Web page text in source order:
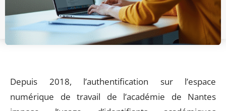
Depuis 2018, l’authentification sur l’espace
numérique de travail de l’académie de Nantes